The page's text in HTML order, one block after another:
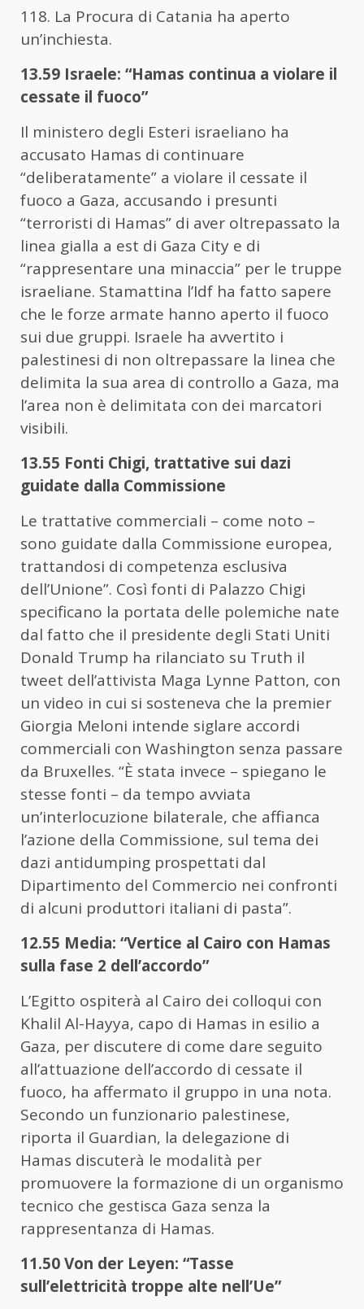
118. La Procura di Catania ha aperto
un’inchiesta.
13.59 Israele: “Hamas continua a violare il
cessate il fuoco”
Il ministero degli Esteri israeliano ha
accusato Hamas di continuare
“deliberatamente” a violare il cessate il
fuoco a Gaza, accusando i presunti
“terroristi di Hamas” di aver oltrepassato la
linea gialla a est di Gaza City e di
“rappresentare una minaccia” per le truppe
israeliane. Stamattina l’Idf ha fatto sapere
che le forze armate hanno aperto il fuoco
sui due gruppi. Israele ha avvertito i
palestinesi di non oltrepassare la linea che
delimita la sua area di controllo a Gaza, ma
l’area non è delimitata con dei marcatori
visibili.
13.55 Fonti Chigi, trattative sui dazi
guidate dalla Commissione
Le trattative commerciali – come noto –
sono guidate dalla Commissione europea,
trattandosi di competenza esclusiva
dell’Unione”. Così fonti di Palazzo Chigi
specificano la portata delle polemiche nate
dal fatto che il presidente degli Stati Uniti
Donald Trump ha rilanciato su Truth il
tweet dell’attivista Maga Lynne Patton, con
un video in cui si sosteneva che la premier
Giorgia Meloni intende siglare accordi
commerciali con Washington senza passare
da Bruxelles. “È stata invece – spiegano le
stesse fonti – da tempo avviata
un’interlocuzione bilaterale, che affianca
l’azione della Commissione, sul tema dei
dazi antidumping prospettati dal
Dipartimento del Commercio nei confronti
di alcuni produttori italiani di pasta”.
12.55 Media: “Vertice al Cairo con Hamas
sulla fase 2 dell’accordo”
L’Egitto ospiterà al Cairo dei colloqui con
Khalil Al-Hayya, capo di Hamas in esilio a
Gaza, per discutere di come dare seguito
all’attuazione dell’accordo di cessate il
fuoco, ha affermato il gruppo in una nota.
Secondo un funzionario palestinese,
riporta il Guardian, la delegazione di
Hamas discuterà le modalità per
promuovere la formazione di un organismo
tecnico che gestisca Gaza senza la
rappresentanza di Hamas.
11.50 Von der Leyen: “Tasse
sull’elettricità troppe alte nell’Ue”